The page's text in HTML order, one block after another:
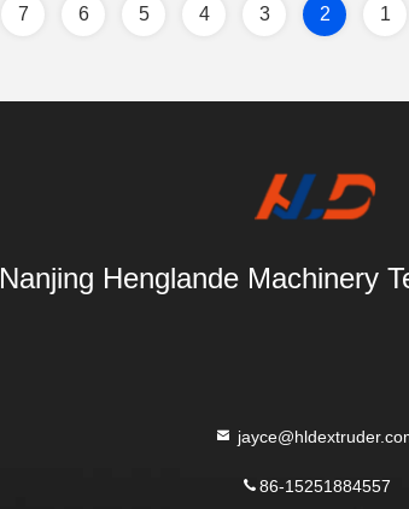
1
2
3
4
5
6
7
Nanjing Henglande Machinery
86-15251884557